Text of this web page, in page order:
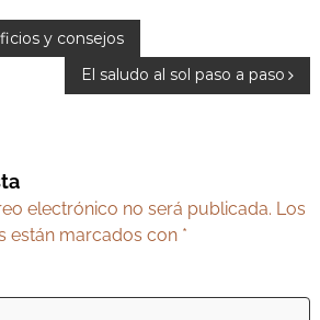
y consejos
El saludo al sol paso a paso
electrónico no será publicada. Los
están marcados con *